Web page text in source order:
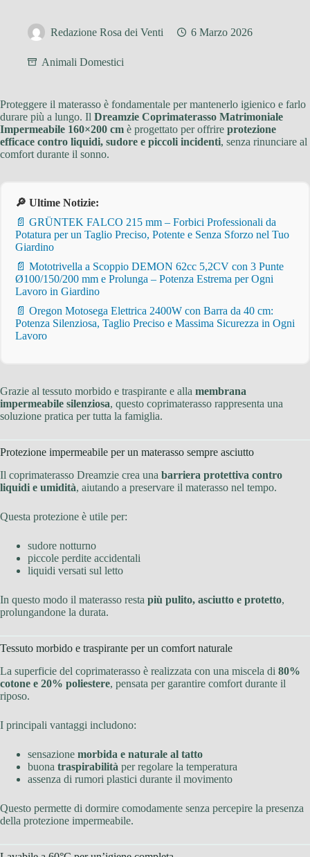
Redazione Rosa dei Venti 6 Marzo 2026
Animali Domestici
Proteggere il materasso è fondamentale per mantenerlo igienico e farlo
durare più a lungo. Il Dreamzie Coprimaterasso Matrimoniale
Impermeabile 160×200 cm è progettato per offrire protezione
efficace contro liquidi, sudore e piccoli incidenti, senza rinunciare al
comfort durante il sonno.
🔎 Ultime Notizie:
📄 GRÜNTEK FALCO 215 mm – Forbici Professionali da
Potatura per un Taglio Preciso, Potente e Senza Sforzo nel Tuo
Giardino
📄 Mototrivella a Scoppio DEMON 62cc 5,2CV con 3 Punte
Ø100/150/200 mm e Prolunga – Potenza Estrema per Ogni
Lavoro in Giardino
📄 Oregon Motosega Elettrica 2400W con Barra da 40 cm:
Potenza Silenziosa, Taglio Preciso e Massima Sicurezza in Ogni
Lavoro
Grazie al tessuto morbido e traspirante e alla membrana
impermeabile silenziosa, questo coprimaterasso rappresenta una
soluzione pratica per tutta la famiglia.
Protezione impermeabile per un materasso sempre asciutto
Il coprimaterasso Dreamzie crea una barriera protettiva contro
liquidi e umidità, aiutando a preservare il materasso nel tempo.
Questa protezione è utile per:
sudore notturno
piccole perdite accidentali
liquidi versati sul letto
In questo modo il materasso resta più pulito, asciutto e protetto,
prolungandone la durata.
Tessuto morbido e traspirante per un comfort naturale
La superficie del coprimaterasso è realizzata con una miscela di 80%
cotone e 20% poliestere, pensata per garantire comfort durante il
riposo.
I principali vantaggi includono:
sensazione morbida e naturale al tatto
buona traspirabilità per regolare la temperatura
assenza di rumori plastici durante il movimento
Questo permette di dormire comodamente senza percepire la presenza
della protezione impermeabile.